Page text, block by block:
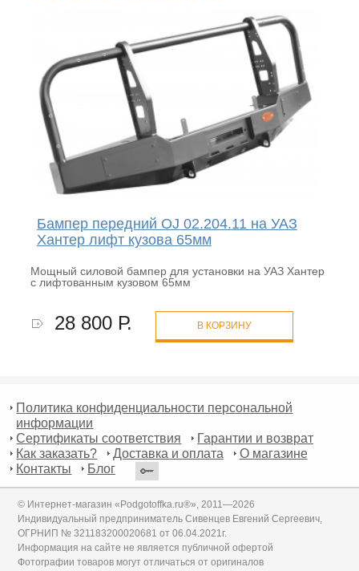
Бампер передний OJ 02.204.11 на УАЗ
Хантер лифт кузова 65мм
Мощный силовой бампер для установки на УАЗ Хантер
с лифтованным кузовом 65мм
28 800 Р. В КОРЗИНУ
Политика конфиденциальности персональной
информации
Сертификаты соответствия
Гарантии и возврат
Как заказать?
Доставка и оплата
О магазине
Контакты
Блог
© Интернет-магазин «Podgotoffka.ru®», 2011—2026
Индивидуальный предприниматель Сивенцев Евгений Сергеевич,
ОГРНИП № 321183200020681 от 06.04.2021г.
Информация на сайте не является публичной офертой
Фотографии товаров могут отличаться от оригиналов